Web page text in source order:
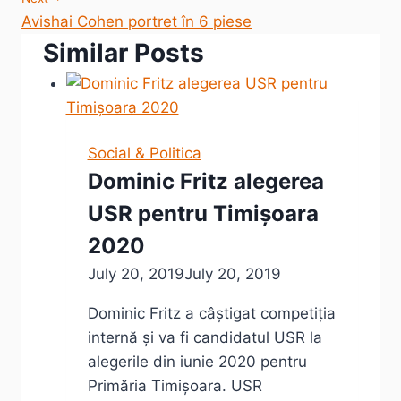
Avishai Cohen portret în 6 piese
Similar Posts
Social & Politica
Dominic Fritz alegerea
USR pentru Timișoara
2020
July 20, 2019July 20, 2019
Dominic Fritz a câștigat competiția
internă și va fi candidatul USR la
alegerile din iunie 2020 pentru
Primăria Timișoara. USR